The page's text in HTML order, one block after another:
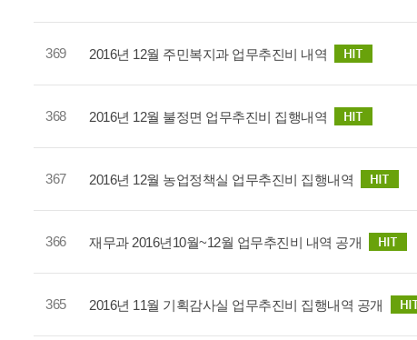
369 2016년 12월 주민복지과 업무추진비 내역
368 2016년 12월 불정면 업무추진비 집행내역
367 2016년 12월 농업정책실 업무추진비 집행내역
366 재무과 2016년10월~12월 업무추진비 내역 공개
365 2016년 11월 기획감사실 업무추진비 집행내역 공개